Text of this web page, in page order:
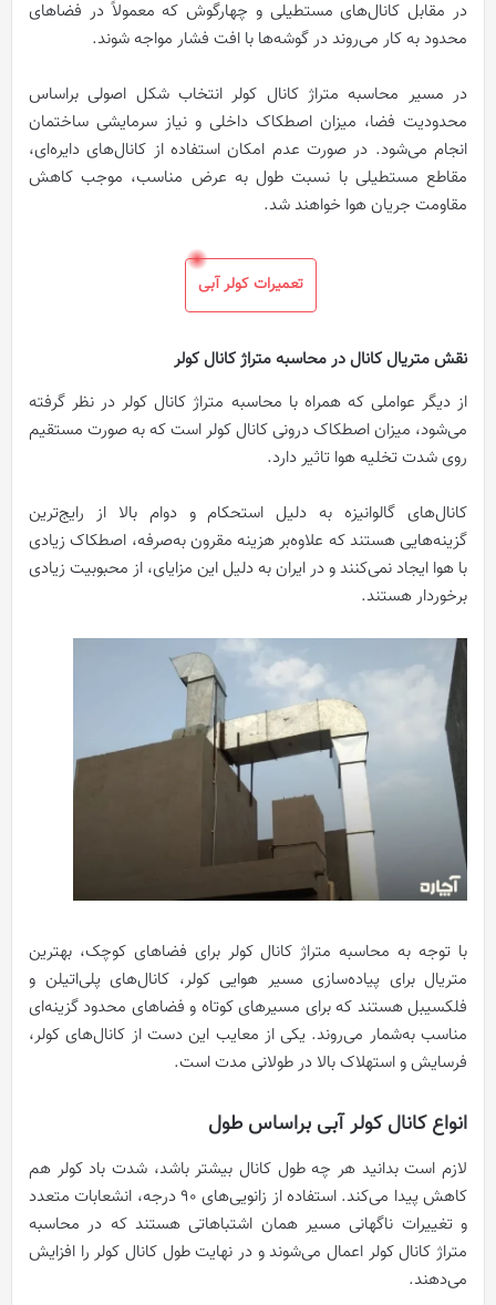
در مقابل کانال‌های مستطیلی و چهارگوش که معمولاً در فضاهای
محدود به کار می‌روند در گوشه‌ها با افت فشار مواجه شوند.
در مسیر محاسبه متراژ کانال کولر انتخاب شکل اصولی براساس
محدودیت فضا، میزان اصطکاک داخلی و نیاز سرمایشی ساختمان
انجام می‌شود. در صورت عدم امکان استفاده از کانال‌های دایره‌ای،
مقاطع مستطیلی با نسبت طول به عرض مناسب، موجب کاهش
مقاومت جریان هوا خواهند شد.
تعمیرات کولر آبی
نقش متریال کانال در محاسبه متراژ کانال کولر
از دیگر عواملی که همراه با محاسبه متراژ کانال کولر در نظر گرفته
می‌شود، میزان اصطکاک درونی کانال کولر است که به صورت مستقیم
روی شدت تخلیه هوا تاثیر دارد.
کانال‌های گالوانیزه به دلیل استحکام و دوام بالا از رایج‌ترین
گزینه‌هایی هستند که علاوه‌بر هزینه مقرون به‌صرفه، اصطکاک زیادی
با هوا ایجاد نمی‌کنند و در ایران به دلیل این مزایای، از محبوبیت زیادی
برخوردار هستند.
با توجه به محاسبه متراژ کانال کولر برای فضاهای کوچک، بهترین
متریال برای پیاده‌سازی مسیر هوایی کولر، کانال‌های پلی‌اتیلن و
فلکسیبل هستند که برای مسیرهای کوتاه و فضاهای محدود گزینه‌ای
مناسب به‌شمار می‌روند. یکی از معایب این دست از کانال‌های کولر،
فرسایش و استهلاک بالا در طولانی مدت است.
انواع کانال کولر آبی براساس طول
لازم است بدانید هر چه طول کانال بیشتر باشد، شدت باد کولر هم
کاهش پیدا می‌کند. استفاده از زانویی‌های ۹۰ درجه، انشعابات متعدد
و تغییرات ناگهانی مسیر همان اشتباهاتی هستند که در محاسبه
متراژ کانال کولر اعمال می‌شوند و در نهایت طول کانال کولر را افزایش
می‌دهند.